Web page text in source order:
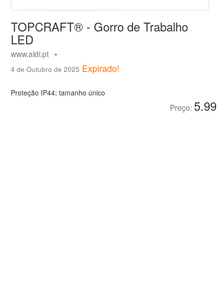
TOPCRAFT® - Gorro de Trabalho
LED
www.aldi.pt •
4 de Outubro de 2025 Expirado!
Proteção IP44; tamanho único
Preço: 5.99